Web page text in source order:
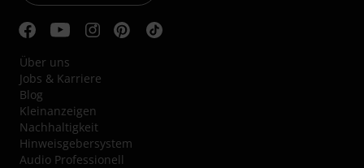
Über uns
Jobs & Karriere
Blog
Kleinanzeigen
Nachhaltigkeit
Hinweisgebersystem
Audio Professionell